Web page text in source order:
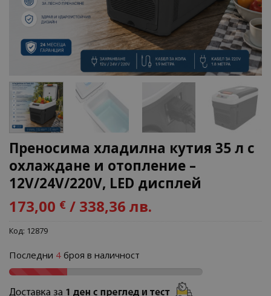
Преносима хладилна кутия 35 л с
охлаждане и отопление –
12V/24V/220V, LED дисплей
173,00 € / 338,36 лв.
Код: 12879
Последни 4 броя в наличност